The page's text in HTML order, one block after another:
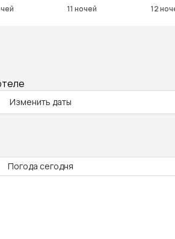
11 ночей 12
Изменить даты
Погода сегодня